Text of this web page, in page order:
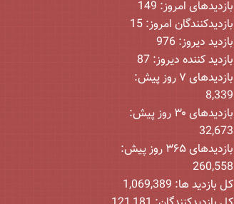
بازدیدهای امروز: 149
بازدیدکنندگان امروز: 15
بازدید دیروز: 976
بازدید کننده دیروز: 87
بازدیدهای ۷ روز پیش:
8,339
بازدیدهای ۳۰ روز پیش:
32,673
بازدیدهای ۳۶۵ روز پیش:
260,558
کل بازدید ها: 1,069,389